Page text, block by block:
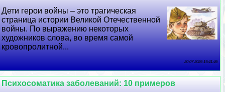
Дети герои войны – это трагическая
страница истории Великой Отечественной
войны. По выражению некоторых
художников слова, во время самой
кровопролитной...
20 07 2026 19:41:46
Психосоматика заболеваний: 10 примеров